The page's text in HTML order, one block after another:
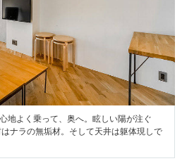
地よく乗って、奥へ。眩しい陽が注ぐ
ナラの無垢材。そして天井は躯体現しで